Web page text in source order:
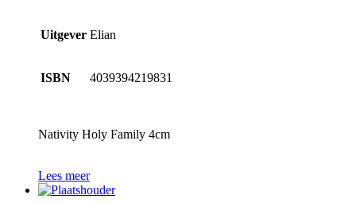
Uitgever Elian
ISBN 4039394219831
Nativity Holy Family 4cm
Lees meer